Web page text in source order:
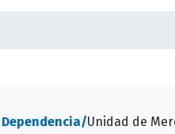
Dependencia/Unidad de